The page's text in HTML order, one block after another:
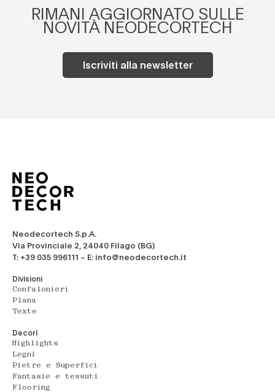
RIMANI AGGIORNATO SULLE
NOVITÀ NEODECORTECH
Iscriviti alla newsletter
Neodecortech S.p.A.
Via Provinciale 2, 24040 Filago (BG)
T: +39 035 996111 – E: info@neodecortech.it
Divisioni
Confalonieri
Plana
Texte
Decori
Highlights
Legni
Pietre e Superfici
Fantasie e tessuti
Flooring